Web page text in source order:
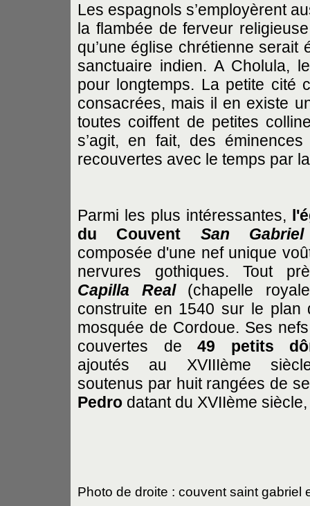
Les espagnols s’employèrent
la flambée de ferveur
qu’une église chrétienne
sanctuaire indien. A Cholula,
pour longtemps. La petite cité
consacrées, mais il en existe
toutes coiffent de petites
s’agit, en fait, des
recouvertes avec le temps par
Parmi les plus intéressantes,
du Couvent San Gabriel
composée d'une nef unique
nervures gothiques. Tout
Capilla Real(chapelle
construite en 1540 sur le plan
mosquée de Cordoue. Ses
couvertes de 49 petits
ajoutés au XVIIIème
soutenus par huit rangées de
Pedro datant du XVIIème
Photo de droite : couvent saint gabriel